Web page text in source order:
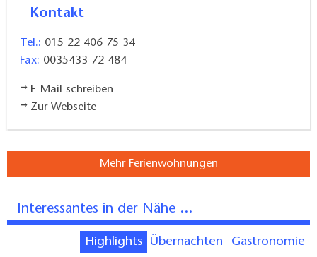
Kontakt
Tel.: 015 22 406 75 34
Fax: 0035433 72 484
E-Mail schreiben
Zur Webseite
Mehr Ferienwohnungen
Interessantes in der Nähe ...
Highlights Übernachten Gastronomie